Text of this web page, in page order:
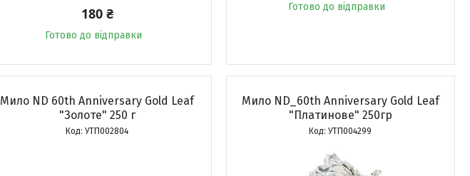
180 ₴
Готово до відправки
Готово до відправки
Мило ND 60th Anniversary Gold Leaf
"Золоте" 250 г
УТП002804
Мило ND_60th Anniversary Gold Leaf
"Платинове" 250гр
УТП004299